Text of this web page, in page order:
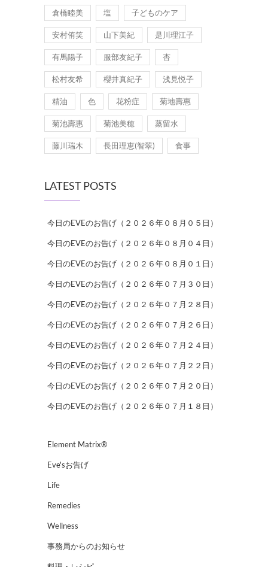
倉橋睦美 塩 子どものケア
安村侑笑 山下美紀 是川理江子
有馬陽子 服部友紀子 杏
松村友希 櫻井真紀子 浅見悦子
精油 色 花粉症 菊地壽惠
菊池壽惠 菊池美穂 蒸留水
藤川瑞木 長田理恵(智翠) 食事
LATEST POSTS
今日のEVEのお告げ（２０２６年０８月０５日）
今日のEVEのお告げ（２０２６年０８月０４日）
今日のEVEのお告げ（２０２６年０８月０１日）
今日のEVEのお告げ（２０２６年０７月３０日）
今日のEVEのお告げ（２０２６年０７月２８日）
今日のEVEのお告げ（２０２６年０７月２６日）
今日のEVEのお告げ（２０２６年０７月２４日）
今日のEVEのお告げ（２０２６年０７月２２日）
今日のEVEのお告げ（２０２６年０７月２０日）
今日のEVEのお告げ（２０２６年０７月１８日）
Element Matrix®
Eve'sお告げ
Life
Remedies
Wellness
事務局からのお知らせ